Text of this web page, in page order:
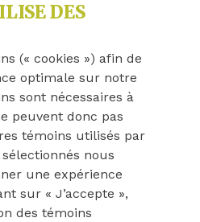
DES
(« cookies ») afin de
optimale sur notre
sont nécessaires à
peuvent donc pas
témoins utilisés par
nous
une expérience
sur « J’accepte »,
des témoins